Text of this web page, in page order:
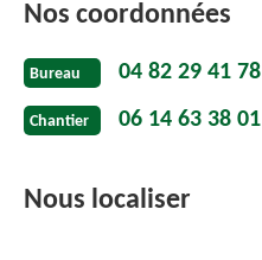
Nos coordonnées
Bureau 04 82 29 41 78
Chantier 06 14 63 38 01
Nous localiser